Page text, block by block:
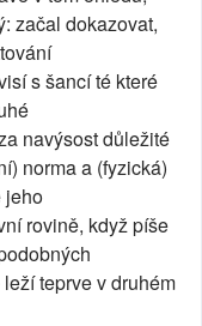
začal dokazovat,
s šancí té které
navýsost důležité
norma a (fyzická)
jeho
rovině, když píše
teprve v druhém